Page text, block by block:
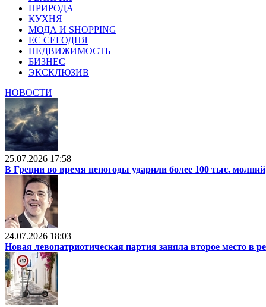
ПРИРОДА
КУХНЯ
МОДА И SHOPPING
ЕС СЕГОДНЯ
НЕДВИЖИМОСТЬ
БИЗНЕС
ЭКСКЛЮЗИВ
НОВОСТИ
25.07.2026 17:58
В Греции во время непогоды ударили более 100 тыс. молний
24.07.2026 18:03
Новая левопатриотическая партия заняла второе место в